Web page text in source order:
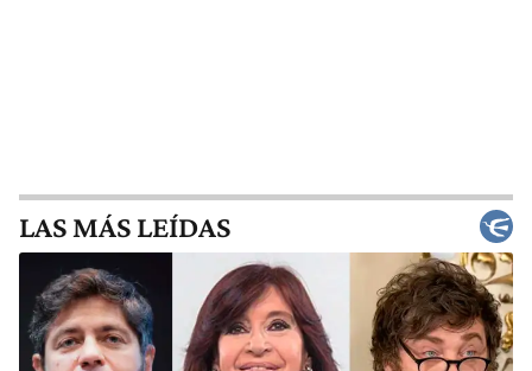
LAS MÁS LEÍDAS